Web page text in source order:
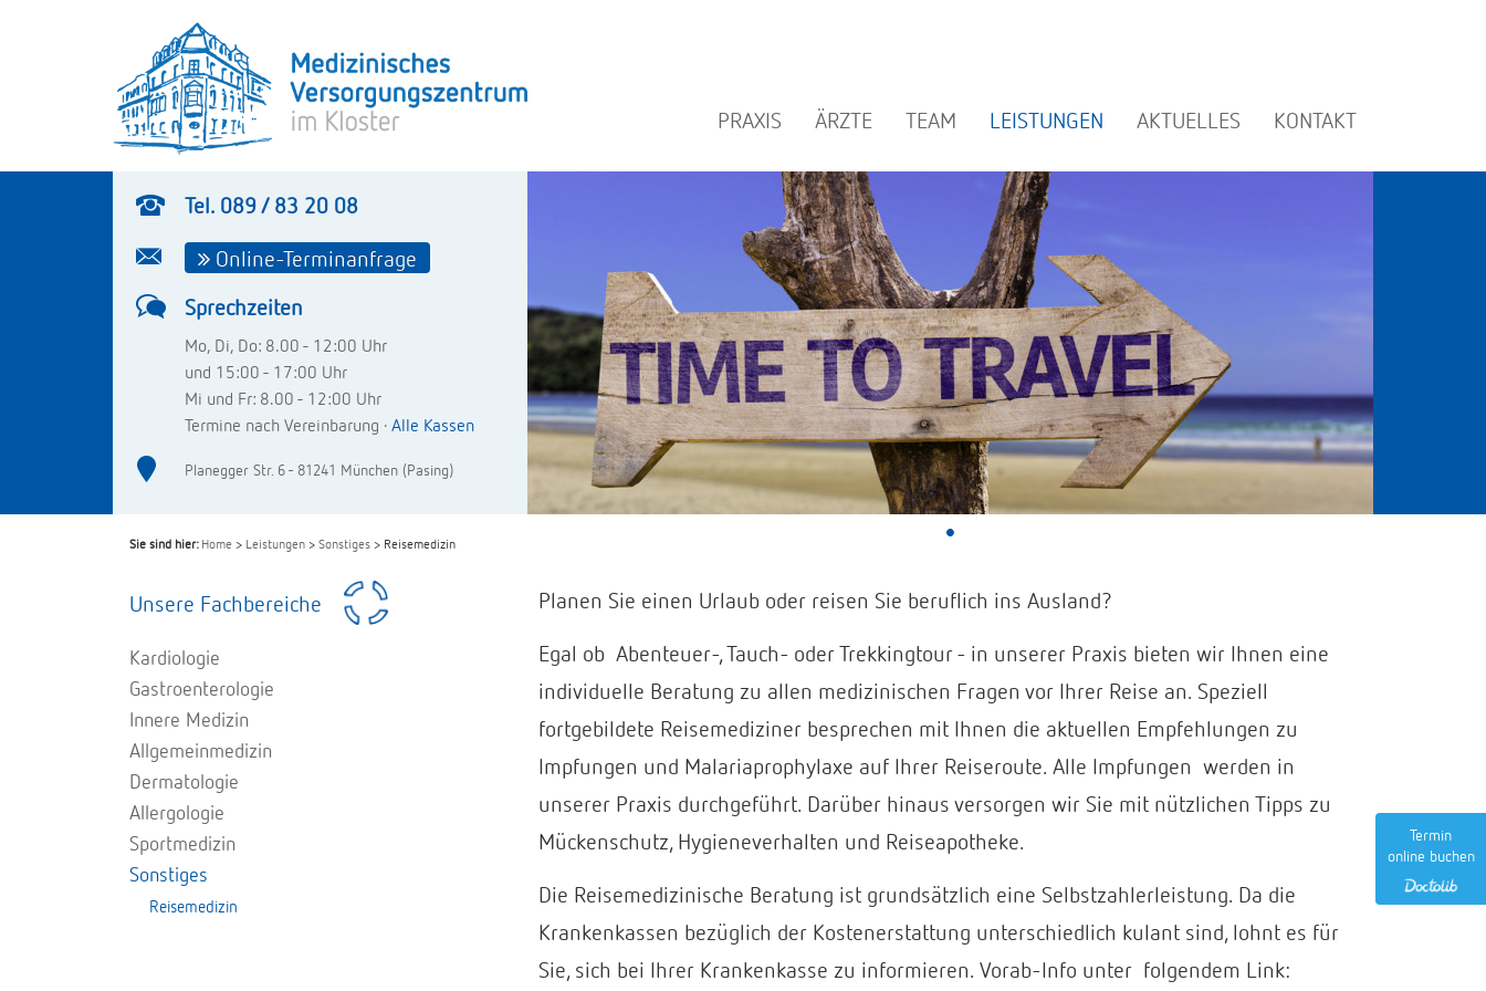
Termin
online buchen
PRAXIS ÄRZTE TEAM LEISTUNGEN AKTUELLES KONTAKT
Tel. 089 / 83 20 08
Online-Terminanfrage
Sprechzeiten
Mo, Di, Do: 8.00 - 12:00 Uhr
und 15:00 - 17:00 Uhr
Mi und Fr: 8.00 - 12:00 Uhr
Termine nach Vereinbarung ·Alle Kassen
Planegger Str. 6 - 81241 München (Pasing)
Sie sind hier:Home > Leistungen>Sonstiges> Reisemedizin
Unsere Fachbereiche
Kardiologie
Gastroenterologie
Innere Medizin
Allgemeinmedizin
Dermatologie
Allergologie
Sportmedizin
Sonstiges
Reisemedizin
Planen Sie einen Urlaub oder reisen Sie beruflich ins Ausland?
Egal ob Abenteuer-, Tauch- oder Trekkingtour - in unserer Praxis bieten wir Ihnen eine
individuelle Beratung zu allen medizinischen Fragen vor Ihrer Reise an. Speziell
fortgebildete Reisemediziner besprechen mit Ihnen die aktuellen Empfehlungen zu
Impfungen und Malariaprophylaxe auf Ihrer Reiseroute. Alle Impfungen werden in
unserer Praxis durchgeführt. Darüber hinaus versorgen wir Sie mit nützlichen Tipps zu
Mückenschutz, Hygieneverhalten und Reiseapotheke.
Die Reisemedizinische Beratung ist grundsätzlich eine Selbstzahlerleistung. Da die
Krankenkassen bezüglich der Kostenerstattung unterschiedlich kulant sind, lohnt es für
Sie, sich bei Ihrer Krankenkasse zu informieren. Vorab-Info unter folgendem Link: